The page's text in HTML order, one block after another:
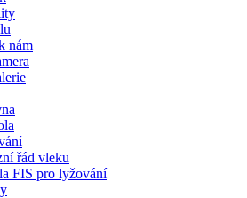
nám
řád vleku
FIS pro lyžování